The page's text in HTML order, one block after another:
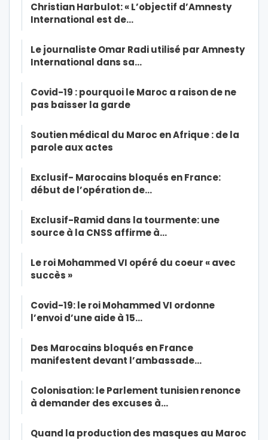
Christian Harbulot: « L’objectif d’Amnesty
International est de…
Le journaliste Omar Radi utilisé par Amnesty
International dans sa…
Covid-19 : pourquoi le Maroc a raison de ne
pas baisser la garde
Soutien médical du Maroc en Afrique : de la
parole aux actes
Exclusif- Marocains bloqués en France:
début de l’opération de…
Exclusif-Ramid dans la tourmente: une
source à la CNSS affirme à…
Le roi Mohammed VI opéré du coeur « avec
succès »
Covid-19: le roi Mohammed VI ordonne
l’envoi d’une aide à 15…
Des Marocains bloqués en France
manifestent devant l’ambassade…
Colonisation: le Parlement tunisien renonce
à demander des excuses à…
Quand la production des masques au Maroc